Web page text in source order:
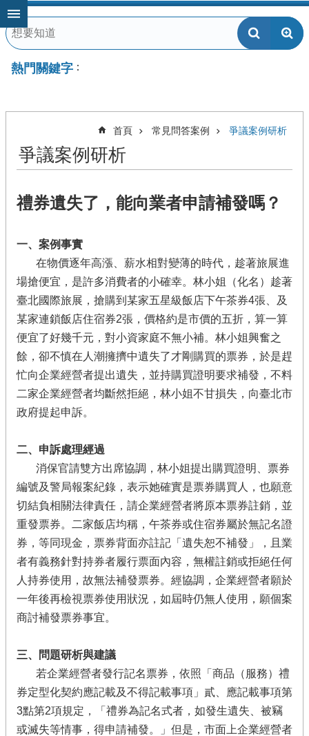
跳到主要內容區塊
熱門關鍵字
首頁 常見問答案例 爭議案例研析
爭議案例研析
禮券遺失了，能向業者申請補發嗎？
一、案例事實
在物價逐年高漲、薪水相對變薄的時代，趁著旅展進
場搶便宜，是許多消費者的小確幸。林小姐（化名）趁著
臺北國際旅展，搶購到某家五星級飯店下午茶券4張、及
某家連鎖飯店住宿券2張，價格約是市價的五折，算一算
便宜了好幾千元，對小資家庭不無小補。林小姐興奮之
餘，卻不慎在人潮擁擠中遺失了才剛購買的票券 ，於是趕
忙向企業經營者提出遺失，並持購買證明要求補發，不料
二家企業經營者均斷然拒絕，林小姐不甘損失，向臺北市
政府提起申訴。
二、申訴處理經過
消保官請雙方出席協調，林小姐提出購買證明、票券
編號及警局報案紀錄，表示她確實是票券購買人，也願意
切結負相關法律責任，請企業經營者將原本票券註銷，並
重發票券。二家飯店均稱，午茶券或住宿券屬於無記名證
券，等同現金，票券背面亦註記「遺失恕不補發」，且業
者有義務針對持券者履行票面內容，無權註銷或拒絕任何
人持券使用，故無法補發票券。經協調，企業經營者願於
一年後再檢視票券使用狀況，如屆時仍無人使用，願個案
商討補發票券事宜。
三、問題研析與建議
若企業經營者發行記名票券，依照「商品（服務）禮
券定型化契約應記載及不得記載事項」貳、應記載事項第
3點第2項規定，「禮券為記名式者，如發生遺失、被竊
或滅失等情事，得申請補發。」但是，市面上企業經營者